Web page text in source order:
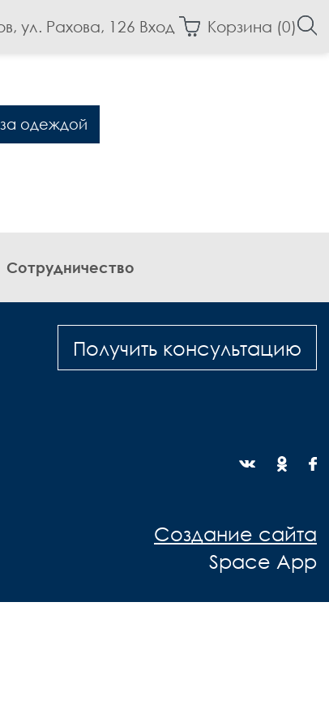
ул. Рахова, 126 Вход Корзина (0)
одеждой
Сотрудничество
Получить консультацию
Создание сайта
Space App